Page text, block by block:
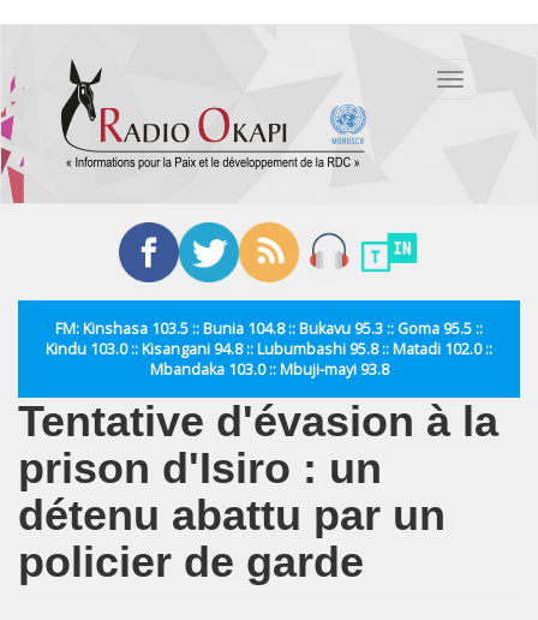
contenu
principal
Toggle
FM: Kinshasa 103.5 :: Bunia 104.8 :: Bukavu 95.3 :: Goma 95.5 ::
Kindu 103.0 :: Kisangani 94.8 :: Lubumbashi 95.8 :: Matadi 102.0 ::
Mbandaka 103.0 :: Mbuji-mayi 93.8
Tentative d'évasion à la
prison d'Isiro : un
détenu abattu par un
policier de garde